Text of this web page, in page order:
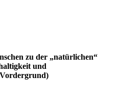
zu der „natürlichen“
und